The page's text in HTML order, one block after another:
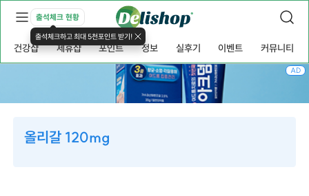
출석체크 현황
출석체크하고 최대 5천포인트 받기!
건강샵 제휴샵 포인트 정보 실후기 이벤트 커뮤니티
올리갈 120mg
AD